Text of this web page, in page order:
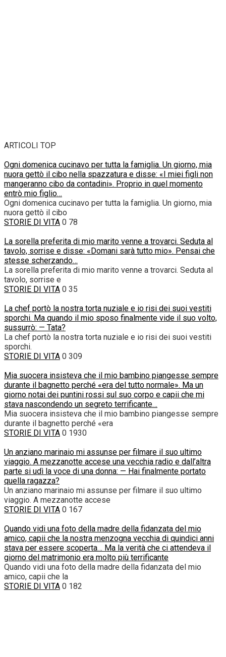
ARTICOLI TOP
Ogni domenica cucinavo per tutta la famiglia. Un giorno, mia
nuora gettò il cibo nella spazzatura e disse: «I miei figli non
mangeranno cibo da contadini». Proprio in quel momento
entrò mio figlio…
Ogni domenica cucinavo per tutta la famiglia. Un giorno, mia
nuora gettò il cibo
STORIE DI VITA 0 78
La sorella preferita di mio marito venne a trovarci. Seduta al
tavolo, sorrise e disse: «Domani sarà tutto mio». Pensai che
stesse scherzando…
La sorella preferita di mio marito venne a trovarci. Seduta al
tavolo, sorrise e
STORIE DI VITA 0 35
La chef portò la nostra torta nuziale e io risi dei suoi vestiti
sporchi. Ma quando il mio sposo finalmente vide il suo volto,
sussurrò: — Tata?
La chef portò la nostra torta nuziale e io risi dei suoi vestiti
sporchi.
STORIE DI VITA 0 309
Mia suocera insisteva che il mio bambino piangesse sempre
durante il bagnetto perché «era del tutto normale». Ma un
giorno notai dei puntini rossi sul suo corpo e capii che mi
stava nascondendo un segreto terrificante…
Mia suocera insisteva che il mio bambino piangesse sempre
durante il bagnetto perché «era
STORIE DI VITA 0 1930
Un anziano marinaio mi assunse per filmare il suo ultimo
viaggio. A mezzanotte accese una vecchia radio e dall’altra
parte si udì la voce di una donna: — Hai finalmente portato
quella ragazza?
Un anziano marinaio mi assunse per filmare il suo ultimo
viaggio. A mezzanotte accese
STORIE DI VITA 0 167
Quando vidi una foto della madre della fidanzata del mio
amico, capii che la nostra menzogna vecchia di quindici anni
stava per essere scoperta… Ma la verità che ci attendeva il
giorno del matrimonio era molto più terrificante
Quando vidi una foto della madre della fidanzata del mio
amico, capii che la
STORIE DI VITA 0 182